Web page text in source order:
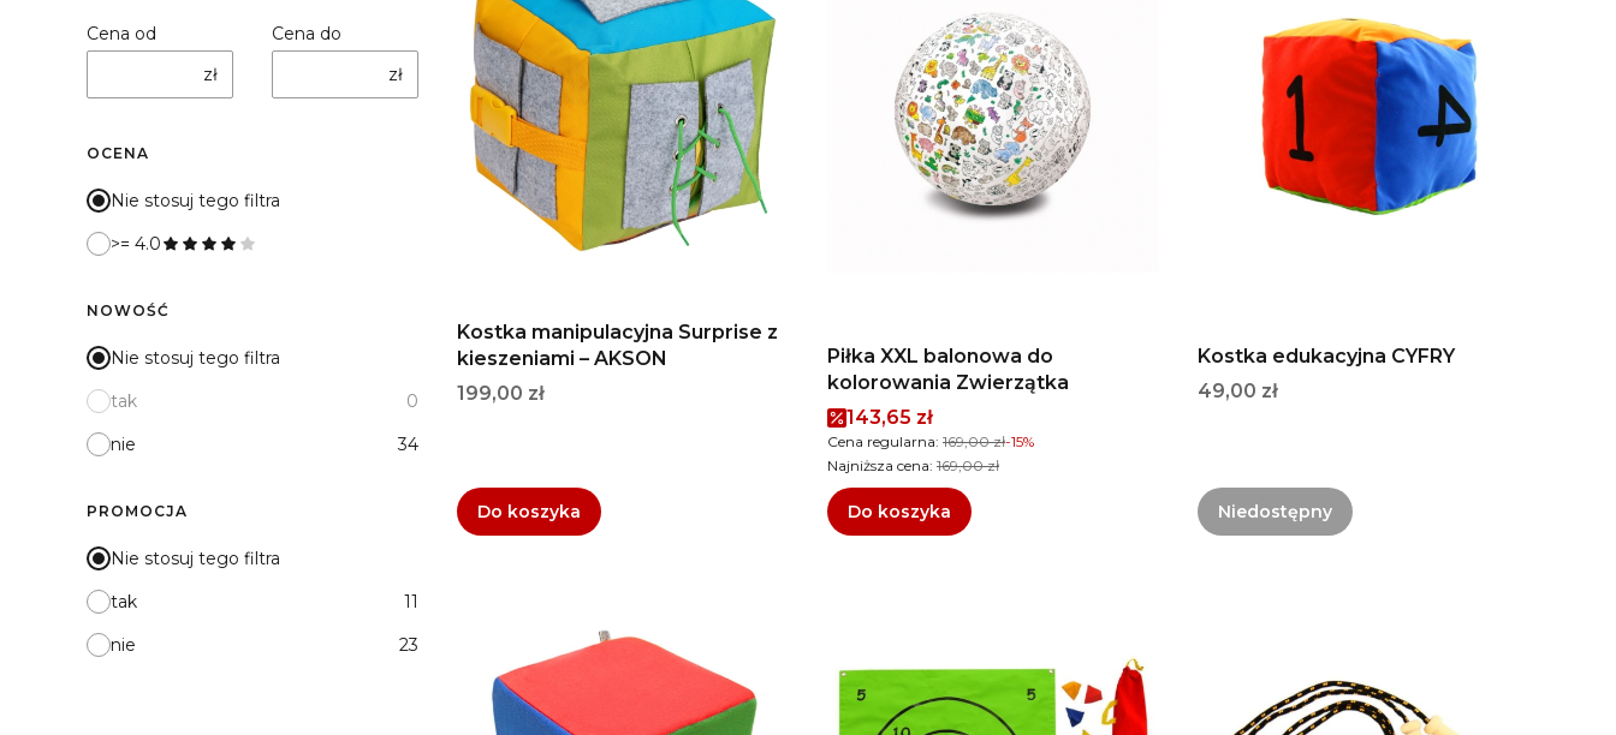
Cena od
zł
Cena do
zł
OCENA
Nie stosuj tego filtra
>= 4.0
NOWOŚĆ
Nie stosuj tego filtra
tak
0
nie
34
PROMOCJA
Nie stosuj tego filtra
tak
11
nie
23
Kostka manipulacyjna Surprise z
kieszeniami – AKSON
Cena
199,00 zł
Do koszyka
Piłka XXL balonowa do
kolorowania Zwierzątka
Cena promocyjna
143,65 zł
Cena regularna: 169,00 zł-15%
Najniższa cena: 169,00 zł
Do koszyka
Kostka edukacyjna CYFRY
Cena
49,00 zł
Niedostępny